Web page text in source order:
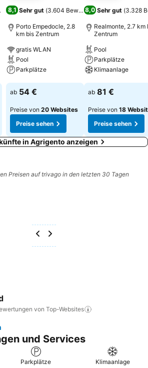
)
8,1 Sehr gut (3.604 Bewertungen)
Porto Empedocle, 2.8
km bis Zentrum
gratis WLAN
Pool
Parkplätze
Preise sehen
ab 54 €
Preise von 20 Websites
Preise sehen
8,0 Sehr gut (3.328
Realmonte, 2.7 km
Zentrum
Pool
Parkplätze
Klimaanlage
Preise sehen
ab 81 €
Preise von 18
Preise sehen
in Agrigento anzeigen
Preisen auf trivago in den letzten 30 Tagen
von Top-Websites
und Services
Parkplätze Klimaanlage